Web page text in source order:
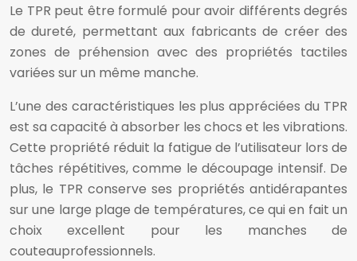
Le TPR peut être formulé pour avoir différents degrés
de dureté, permettant aux fabricants de créer des
zones de préhension avec des propriétés tactiles
variées sur un même manche.
L’une des caractéristiques les plus appréciées du TPR
est sa capacité à absorber les chocs et les vibrations.
Cette propriété réduit la fatigue de l’utilisateur lors de
tâches répétitives, comme le découpage intensif. De
plus, le TPR conserve ses propriétés antidérapantes
sur une large plage de températures, ce qui en fait un
choix excellent pour les manches de
couteauprofessionnels.